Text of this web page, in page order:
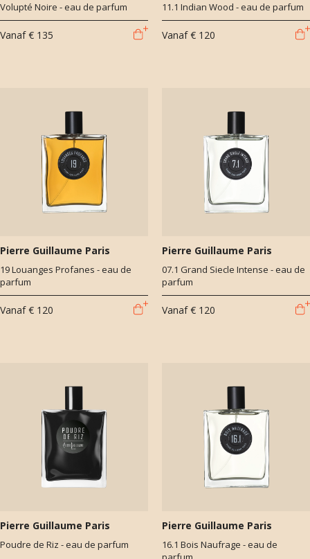
Volupté Noire - eau de parfum
Vanaf € 135
11.1 Indian Wood - eau de parfum
Vanaf € 120
Pierre Guillaume Paris
19 Louanges Profanes - eau de
parfum
Vanaf € 120
Pierre Guillaume Paris
07.1 Grand Siecle Intense - eau de
parfum
Vanaf € 120
Pierre Guillaume Paris
Poudre de Riz - eau de parfum
Pierre Guillaume Paris
16.1 Bois Naufrage - eau de